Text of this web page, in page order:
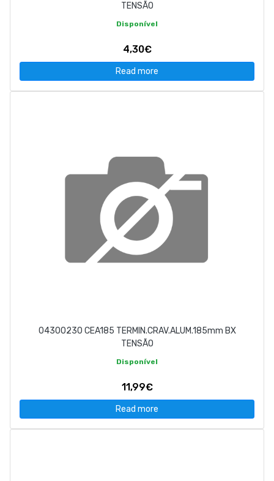
TENSÃO
Disponível
4,30€
Read more
04300230 CEA185 TERMIN.CRAV.ALUM.185mm BX
TENSÃO
Disponível
11,99€
Read more